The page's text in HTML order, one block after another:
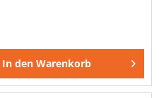
In den Warenkorb